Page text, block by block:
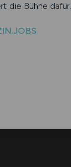
die Bühne dafür.